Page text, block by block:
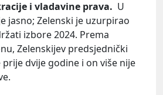
i vladavine prava. U
jasno; Zelenski je uzurpirao
izbore 2024. Prema
Zelenskijev predsjednički
dvije godine i on više nije